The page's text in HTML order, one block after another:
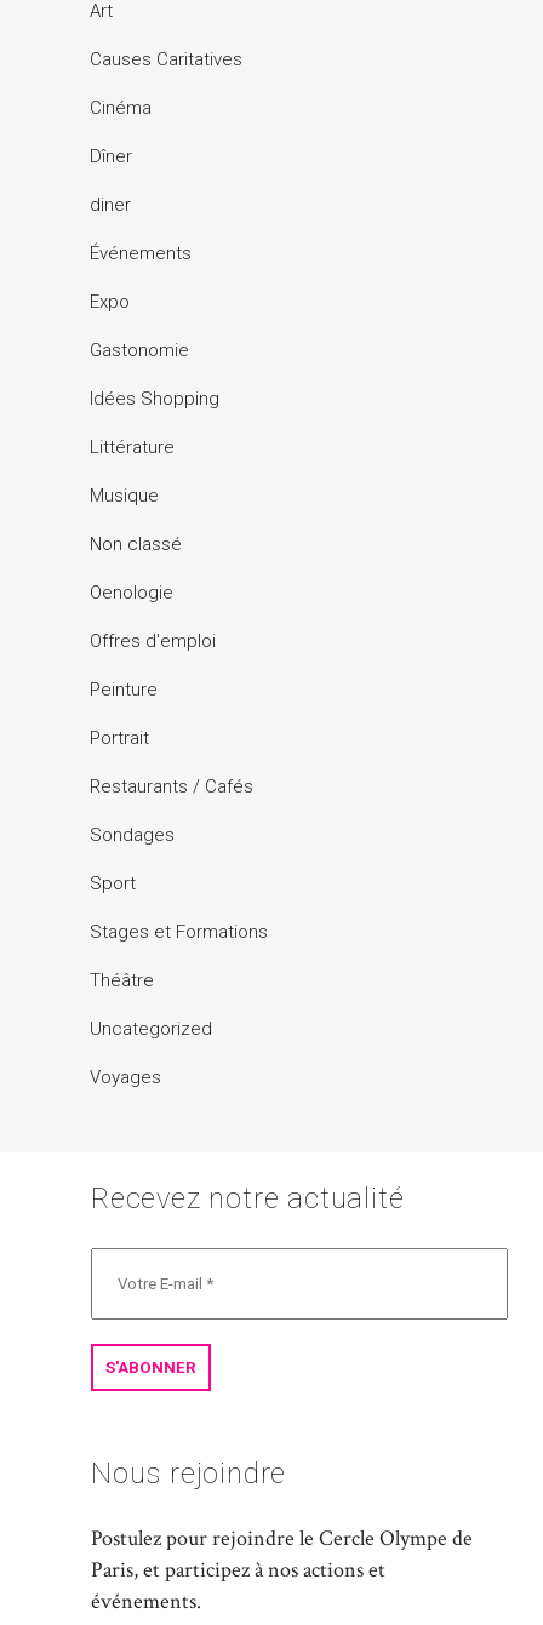
Art
Causes Caritatives
Cinéma
Dîner
diner
Événements
Expo
Gastonomie
Idées Shopping
Littérature
Musique
Non classé
Oenologie
Offres d'emploi
Peinture
Portrait
Restaurants / Cafés
Sondages
Sport
Stages et Formations
Théâtre
Uncategorized
Voyages
Recevez notre actualité
Nous rejoindre
Postulez pour rejoindre le Cercle Olympe de
Paris, et participez à nos actions et
événements.